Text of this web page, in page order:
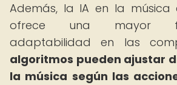
Además, la IA en la música
ofrece una mayor
adaptabilidad en las
algoritmos pueden ajustar
la música según las